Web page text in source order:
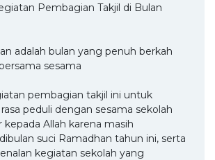
Pembagian Takjil di Bulan
adalah bulan yang penuh berkah
sesama
pembagian takjil ini untuk
peduli dengan sesama sekolah
kepada Allah karena masih
suci Ramadhan tahun ini, serta
kegiatan sekolah yang